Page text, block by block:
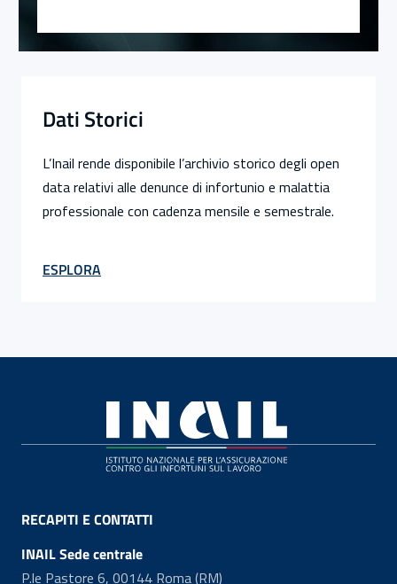
Dati Storici
L’Inail rende disponibile l’archivio storico degli open
data relativi alle denunce di infortunio e malattia
professionale con cadenza mensile e semestrale.
ESPLORA
RECAPITI E CONTATTI
INAIL Sede centrale
P.le Pastore 6, 00144 Roma (RM)